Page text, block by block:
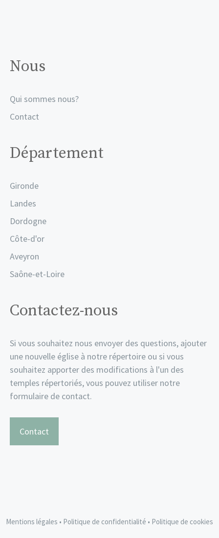
Nous
Qui sommes nous?
Contact
Département
Gironde
Landes
Dordogne
Côte-d'or
Aveyron
Saône-et-Loire
Contactez-nous
Si vous souhaitez nous envoyer des questions, ajouter
une nouvelle église à notre répertoire ou si vous
souhaitez apporter des modifications à l'un des
temples répertoriés, vous pouvez utiliser notre
formulaire de contact.
Contact
Mentions légales • Politique de confidentialité • Politique de cookies